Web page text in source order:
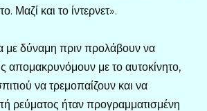
Μαζί και το ίντερνετ».
με δύναμη πριν προλάβουν να
απομακρυνόμουν με το αυτοκίνητο,
να τρεμοπαίζουν και να
ρεύματος ήταν προγραμματισμένη